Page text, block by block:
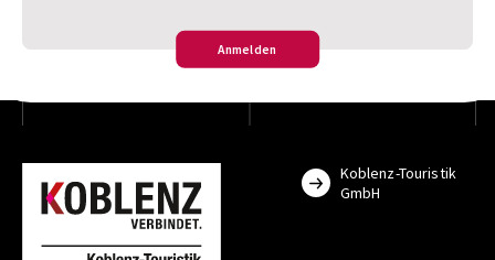
Anmelden
Koblenz-Touristik
GmbH